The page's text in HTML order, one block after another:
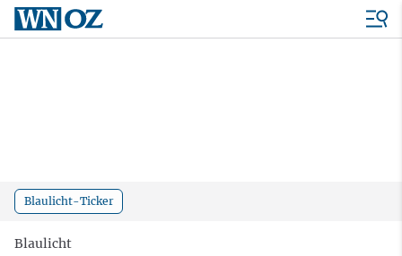
Blaulicht-Ticker
Blaulicht